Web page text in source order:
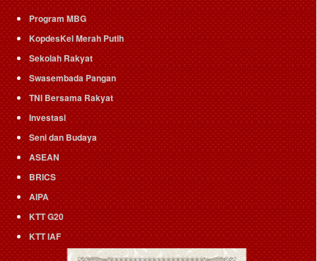
Program MBG
KopdesKel Merah Putih
Sekolah Rakyat
Swasembada Pangan
TNI Bersama Rakyat
Investasi
Seni dan Budaya
ASEAN
BRICS
AIPA
KTT G20
KTT IAF